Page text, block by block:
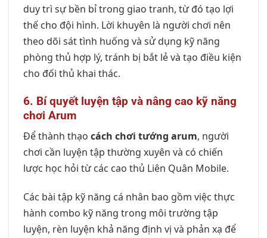
duy trì sự bền bỉ trong giao tranh, từ đó tạo lợi
thế cho đội hình. Lời khuyên là người chơi nên
theo dõi sát tình huống và sử dụng kỹ năng
phòng thủ hợp lý, tránh bị bắt lẻ và tạo điều kiện
cho đối thủ khai thác.
6. Bí quyết luyện tập và nâng cao kỹ năng
chơi Arum
Để thành thạo cách chơi tướng arum, người
chơi cần luyện tập thường xuyên và có chiến
lược học hỏi từ các cao thủ Liên Quân Mobile.
Các bài tập kỹ năng cá nhân bao gồm việc thực
hành combo kỹ năng trong môi trường tập
luyện, rèn luyện khả năng định vị và phản xạ để